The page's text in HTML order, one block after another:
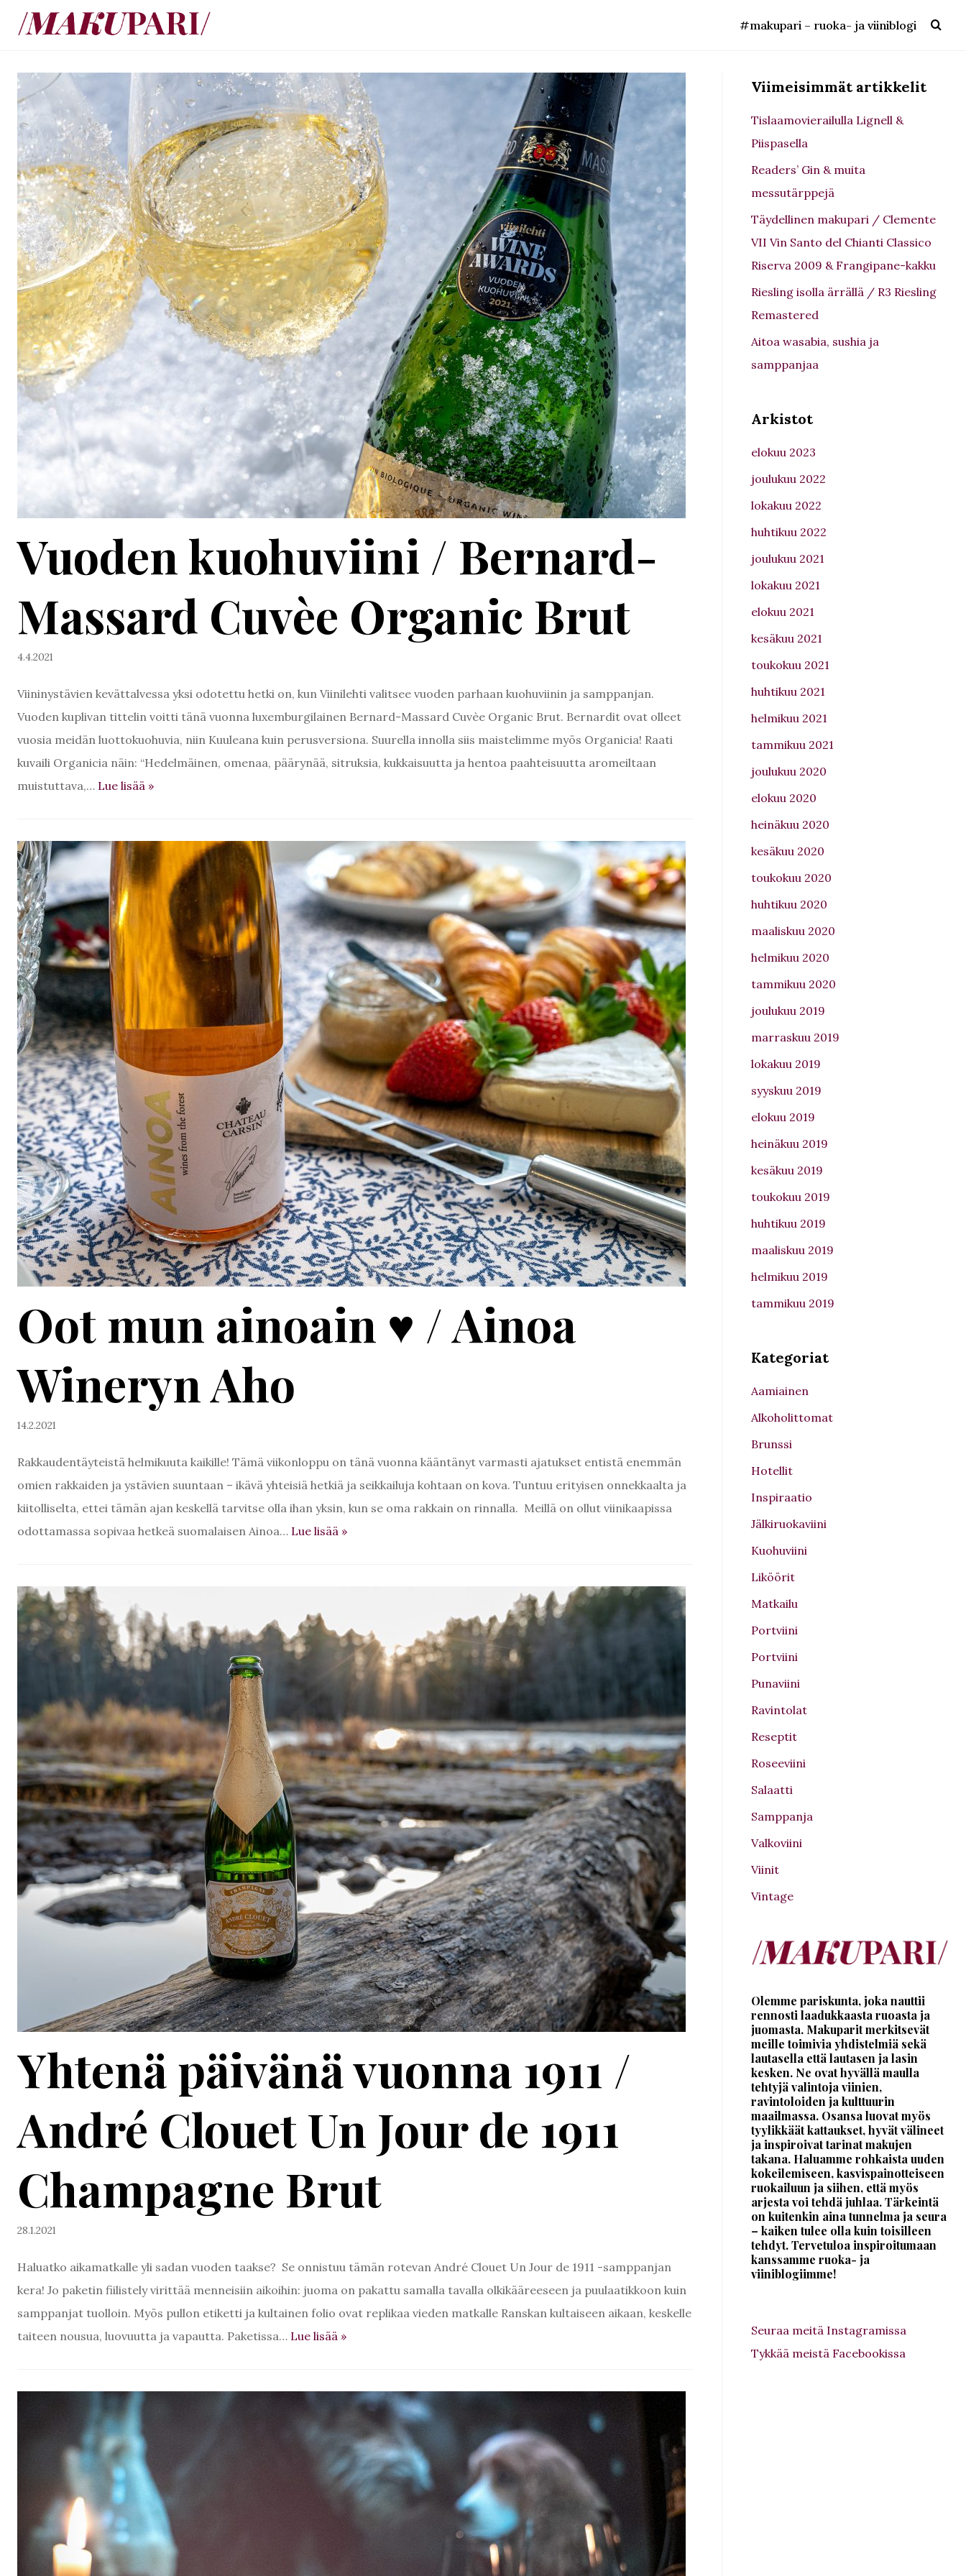
Siirry
#makupari – ruoka- ja viiniblogi
Vuoden kuohuviini / Bernard-
Massard Cuvèe Organic Brut
4.4.2021
Viininystävien kevättalvessa yksi odotettu hetki on, kun Viinilehti valitsee vuoden parhaan kuohuviinin ja samppanjan.
Vuoden kuplivan tittelin voitti tänä vuonna luxemburgilainen Bernard-Massard Cuvèe Organic Brut. Bernardit ovat olleet
vuosia meidän luottokuohuvia, niin Kuuleana kuin perusversiona. Suurella innolla siis maistelimme myös Organicia! Raati
kuvaili Organicia näin: “Hedelmäinen, omenaa, päärynää, sitruksia, kukkaisuutta ja hentoa paahteisuutta aromeiltaan
muistuttava,… Lue lisää »
Oot mun ainoain ♥ / Ainoa
Wineryn Aho
14.2.2021
Rakkaudentäyteistä helmikuuta kaikille! Tämä viikonloppu on tänä vuonna kääntänyt varmasti ajatukset entistä enemmän
omien rakkaiden ja ystävien suuntaan – ikävä yhteisiä hetkiä ja seikkailuja kohtaan on kova. Tuntuu erityisen onnekkaalta ja
kiitolliselta, ettei tämän ajan keskellä tarvitse olla ihan yksin, kun se oma rakkain on rinnalla. Meillä on ollut viinikaapissa
odottamassa sopivaa hetkeä suomalaisen Ainoa… Lue lisää »
Yhtenä päivänä vuonna 1911 /
André Clouet Un Jour de 1911
Champagne Brut
28.1.2021
Haluatko aikamatkalle yli sadan vuoden taakse? Se onnistuu tämän rotevan André Clouet Un Jour de 1911 -samppanjan
kera! Jo paketin fiilistely virittää menneisiin aikoihin: juoma on pakattu samalla tavalla olkikääreeseen ja puulaatikkoon kuin
samppanjat tuolloin. Myös pullon etiketti ja kultainen folio ovat replikaa vieden matkalle Ranskan kultaiseen aikaan, keskelle
taiteen nousua, luovuutta ja vapautta. Paketissa… Lue lisää »
Viimeisimmät artikkelit
Tislaamovierailulla Lignell &
Piispasella
Readers’ Gin & muita
messutärppejä
Täydellinen makupari / Clemente
VII Vin Santo del Chianti Classico
Riserva 2009 & Frangipane-kakku
Riesling isolla ärrällä / R3 Riesling
Remastered
Aitoa wasabia, sushia ja
samppanjaa
Arkistot
elokuu 2023
joulukuu 2022
lokakuu 2022
huhtikuu 2022
joulukuu 2021
lokakuu 2021
elokuu 2021
kesäkuu 2021
toukokuu 2021
huhtikuu 2021
helmikuu 2021
tammikuu 2021
joulukuu 2020
elokuu 2020
heinäkuu 2020
kesäkuu 2020
toukokuu 2020
huhtikuu 2020
maaliskuu 2020
helmikuu 2020
tammikuu 2020
joulukuu 2019
marraskuu 2019
lokakuu 2019
syyskuu 2019
elokuu 2019
heinäkuu 2019
kesäkuu 2019
toukokuu 2019
huhtikuu 2019
maaliskuu 2019
helmikuu 2019
tammikuu 2019
Kategoriat
Aamiainen
Alkoholittomat
Brunssi
Hotellit
Inspiraatio
Jälkiruokaviini
Kuohuviini
Liköörit
Matkailu
Portviini
Portviini
Punaviini
Ravintolat
Reseptit
Roseeviini
Salaatti
Samppanja
Valkoviini
Viinit
Vintage
Olemme pariskunta, joka nauttii
rennosti laadukkaasta ruoasta ja
juomasta. Makuparit merkitsevät
meille toimivia yhdistelmiä sekä
lautasella että lautasen ja lasin
kesken. Ne ovat hyvällä maulla
tehtyjä valintoja viinien,
ravintoloiden ja kulttuurin
maailmassa. Osansa luovat myös
tyylikkäät kattaukset, hyvät välineet
ja inspiroivat tarinat makujen
takana. Haluamme rohkaista uuden
kokeilemiseen, kasvispainotteiseen
ruokailuun ja siihen, että myös
arjesta voi tehdä juhlaa. Tärkeintä
on kuitenkin aina tunnelma ja seura
– kaiken tulee olla kuin toisilleen
tehdyt. Tervetuloa inspiroitumaan
kanssamme ruoka- ja
viiniblogiimme!
Seuraa meitä Instagramissa
Tykkää meistä Facebookissa